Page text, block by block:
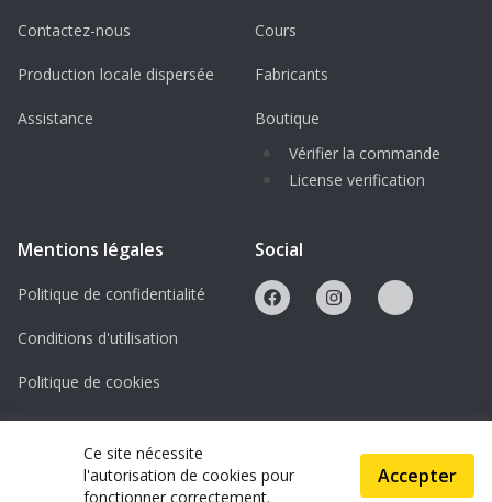
Contactez-nous
Production locale dispersée
Assistance
Cours
Fabricants
Boutique
Vérifier la commande
License verification
Mentions légales
Politique de confidentialité
Conditions d'utilisation
Politique de cookies
Licences
Social
© 2026 ScanAndMake
Ce site nécessite
l'autorisation de cookies pour
fonctionner correctement.
Accepter